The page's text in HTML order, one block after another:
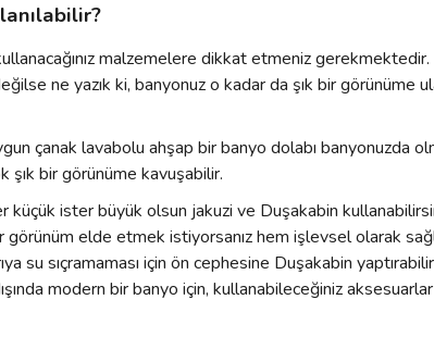
malzemelere dikkat etmeniz
ne yazık ki, banyonuz o kadar da şık bir
çanak lavabolu ahşap bir banyo dolabı banyonuzda
şık bir görünüme kavuşabilir.
küçük ister büyük olsun jakuzi ve Duşakabin
elde etmek istiyorsanız hem işlevsel olarak
su sıçramaması için ön cephesine Duşakabin
modern bir banyo için, kullanabileceğiniz